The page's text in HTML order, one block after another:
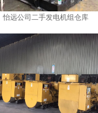
怡远公司二手发电机组仓库